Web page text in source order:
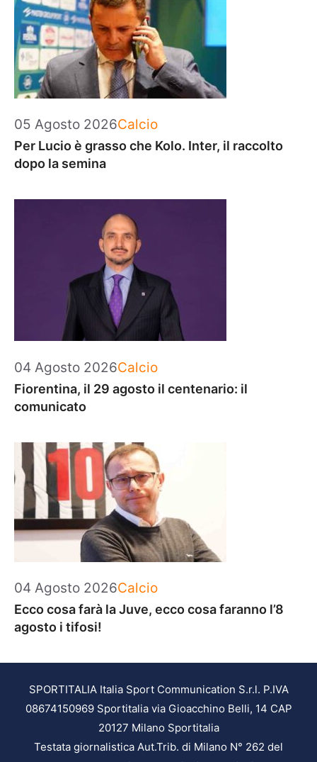
05 Agosto 2026Categorie
Calcio
Per Lucio è grasso che Kolo. Inter, il raccolto
dopo la semina
04 Agosto 2026Categorie
Calcio
Fiorentina, il 29 agosto il centenario: il
comunicato
04 Agosto 2026Categorie
Calcio
Ecco cosa farà la Juve, ecco cosa faranno l’8
agosto i tifosi!
SPORTITALIA Italia Sport Communication S.r.l. P.IVA
08674150969 Sportitalia via Gioacchino Belli, 14 CAP
20127 Milano Sportitalia
Testata giornalistica Aut.Trib. di Milano N° 262 del